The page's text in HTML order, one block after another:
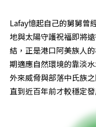
Lafay憶起自己的舅舅曾
地與太陽守護祝福即將
結，正是港口阿美族人
期適應自然環境的靠淡
外來威脅與部落中氏族
直到近百年前才較穩定